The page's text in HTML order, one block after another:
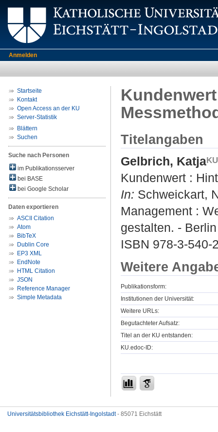
Anmelden
Startseite
Kontakt
Open Access an der KU
Server-Statistik
Blättern
Suchen
Suche nach Personen
im Publikationsserver
bei BASE
bei Google Scholar
Daten exportieren
ASCII Citation
Atom
BibTeX
Dublin Core
EP3 XML
EndNote
HTML Citation
JSON
Reference Manager
Simple Metadata
Titelangaben
Gelbrich, Katja
Kundenwert :
In: Schweickart,
Management :
gestalten. -
ISBN 978-3-540-
Weitere
Publikationsform:
Institutionen der Universität:
Weitere URLs:
Begutachteter Aufsatz:
Titel an der KU entstanden:
KU.edoc-ID:
Universitätsbibliothek Eichstätt-Ingolstadt- 85071 Eichstätt